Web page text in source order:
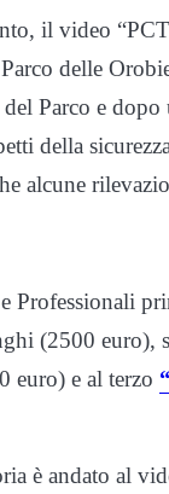
il video
delle
Parco e
della
alcune
Professionali
(2500 euro),
euro) e al terzo
è andato al